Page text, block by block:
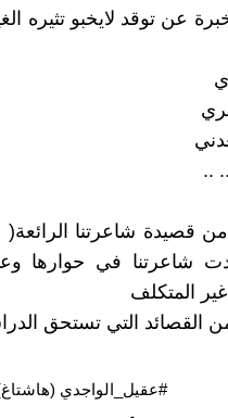
عن توقد لايخبو تثيره
..
قصيدة شاعرتنا
شاعرتنا في حوارها
المتكلف
القصائد التي تستحق
#عقيل_الواجدي